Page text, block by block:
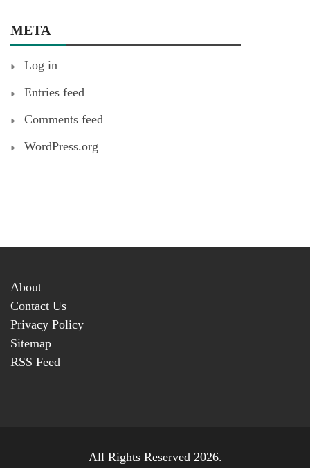
META
Log in
Entries feed
Comments feed
WordPress.org
About
Contact Us
Privacy Policy
Sitemap
RSS Feed
All Rights Reserved 2026.